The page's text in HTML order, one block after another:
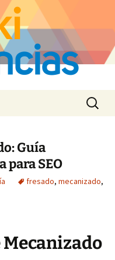
Buscar:
Guía
para SEO
fresado, mecanizado,
Mecanizado